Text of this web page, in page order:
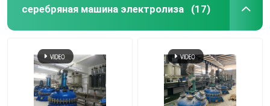
серебряная машина электролиза (17)